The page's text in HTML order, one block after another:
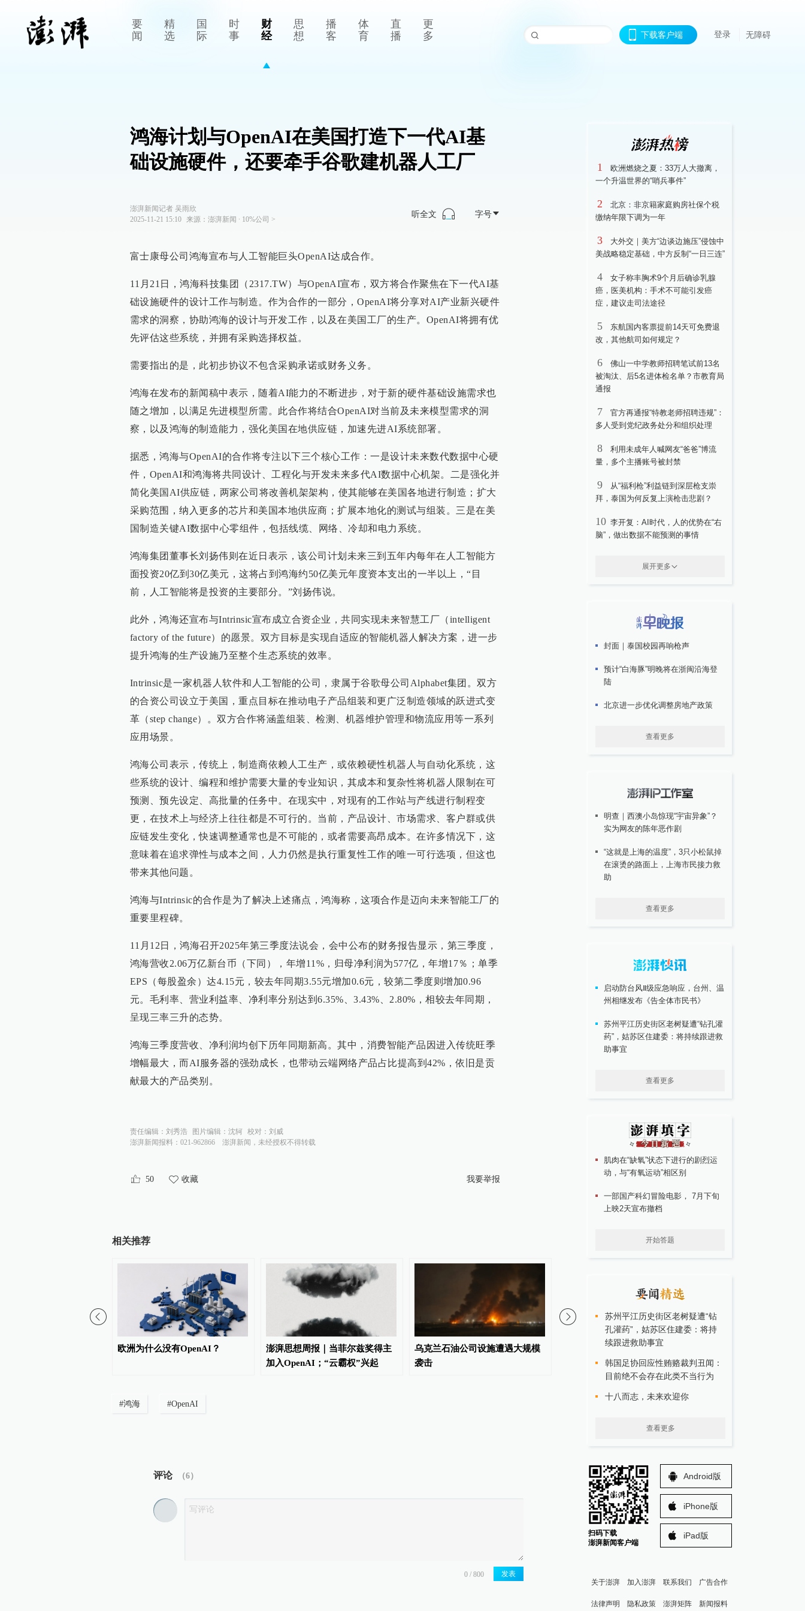
要
闻
精
选
国
际
时
事
财
经
思
想
播
客
体
育
直
播
更
多
下载客户端 登录 无障碍
鸿海计划与OpenAI在美国打造下一代AI基
础设施硬件，还要牵手谷歌建机器人工厂
澎湃新闻记者 吴雨欣
2025-11-21 15:10
来源： 澎湃新闻 ∙ 10%公司 >
听全文 字号
富士康母公司鸿海宣布与人工智能巨头OpenAI达成合作。
11月21日，鸿海科技集团（2317.TW）与OpenAI宣布，双方将合作聚焦在下一代AI基
础设施硬件的设计工作与制造。作为合作的一部分，OpenAI将分享对AI产业新兴硬件
需求的洞察，协助鸿海的设计与开发工作，以及在美国工厂的生产。OpenAI将拥有优
先评估这些系统，并拥有采购选择权益。
需要指出的是，此初步协议不包含采购承诺或财务义务。
鸿海在发布的新闻稿中表示，随着AI能力的不断进步，对于新的硬件基础设施需求也
随之增加，以满足先进模型所需。此合作将结合OpenAI对当前及未来模型需求的洞
察，以及鸿海的制造能力，强化美国在地供应链，加速先进AI系统部署。
据悉，鸿海与OpenAI的合作将专注以下三个核心工作：一是设计未来数代数据中心硬
件，OpenAI和鸿海将共同设计、工程化与开发未来多代AI数据中心机架。二是强化并
简化美国AI供应链，两家公司将改善机架架构，使其能够在美国各地进行制造；扩大
采购范围，纳入更多的芯片和美国本地供应商；扩展本地化的测试与组装。三是在美
国制造关键AI数据中心零组件，包括线缆、网络、冷却和电力系统。
鸿海集团董事长刘扬伟则在近日表示，该公司计划未来三到五年内每年在人工智能方
面投资20亿到30亿美元，这将占到鸿海约50亿美元年度资本支出的一半以上，“目
前，人工智能将是投资的主要部分。”刘扬伟说。
此外，鸿海还宣布与Intrinsic宣布成立合资企业，共同实现未来智慧工厂（intelligent
factory of the future）的愿景。双方目标是实现自适应的智能机器人解决方案，进一步
提升鸿海的生产设施乃至整个生态系统的效率。
Intrinsic是一家机器人软件和人工智能的公司，隶属于谷歌母公司Alphabet集团。双方
的合资公司设立于美国，重点目标在推动电子产品组装和更广泛制造领域的跃进式变
革（step change）。双方合作将涵盖组装、检测、机器维护管理和物流应用等一系列
应用场景。
鸿海公司表示，传统上，制造商依赖人工生产，或依赖硬性机器人与自动化系统，这
些系统的设计、编程和维护需要大量的专业知识，其成本和复杂性将机器人限制在可
预测、预先设定、高批量的任务中。在现实中，对现有的工作站与产线进行制程变
更，在技术上与经济上往往都是不可行的。当前，产品设计、市场需求、客户群或供
应链发生变化，快速调整通常也是不可能的，或者需要高昂成本。在许多情况下，这
意味着在追求弹性与成本之间，人力仍然是执行重复性工作的唯一可行选项，但这也
带来其他问题。
鸿海与Intrinsic的合作是为了解决上述痛点，鸿海称，这项合作是迈向未来智能工厂的
重要里程碑。
11月12日，鸿海召开2025年第三季度法说会，会中公布的财务报告显示，第三季度，
鸿海营收2.06万亿新台币（下同），年增11%，归母净利润为577亿，年增17％；单季
EPS（每股盈余）达4.15元，较去年同期3.55元增加0.6元，较第二季度则增加0.96
元。毛利率、营业利益率、净利率分别达到6.35%、3.43%、2.80%，相较去年同期，
呈现三率三升的态势。
鸿海三季度营收、净利润均创下历年同期新高。其中，消费智能产品因进入传统旺季
增幅最大，而AI服务器的强劲成长，也带动云端网络产品占比提高到42%，依旧是贡
献最大的产品类别。
责任编辑： 刘秀浩 图片编辑： 沈轲 校对： 刘威
澎湃新闻报料：021-962866
澎湃新闻，未经授权不得转载
50 收藏 我要举报
相关推荐
欧洲为什么没有OpenAI？
澎湃思想周报｜当菲尔兹奖得主
加入OpenAI；“云霸权”兴起
乌克兰石油公司设施遭遇大规模
袭击
01:09
明查｜美军花了几个亿打伊朗涂
鸦？又是AI
#鸿海 #OpenAI
评论 （6）
发表
1
欧洲燃烧之夏：33万人大撤离，
一个升温世界的“哨兵事件”
2
北京：非京籍家庭购房社保个税
缴纳年限下调为一年
3
大外交｜美方“边谈边施压”侵蚀中
美战略稳定基础，中方反制“一日三连”
4
女子称丰胸术9个月后确诊乳腺
癌，医美机构：手术不可能引发癌
症，建议走司法途径
5
东航国内客票提前14天可免费退
改，其他航司如何规定？
6
佛山一中学教师招聘笔试前13名
被淘汰、后5名进体检名单？市教育局
通报
7
官方再通报“特教老师招聘违规”：
多人受到党纪政务处分和组织处理
8
利用未成年人喊网友“爸爸”博流
量，多个主播账号被封禁
9
从“福利枪”利益链到深层枪支崇
拜，泰国为何反复上演枪击悲剧？
10 李开复：AI时代，人的优势在“右
脑”，做出数据不能预测的事情
展开更多
封面｜泰国校园再响枪声
预计“白海豚”明晚将在浙闽沿海登
陆
北京进一步优化调整房地产政策
查看更多
明查｜西澳小岛惊现“宇宙异象”？
实为网友的陈年恶作剧
“这就是上海的温度”，3只小松鼠掉
在滚烫的路面上，上海市民接力救
助
查看更多
启动防台风Ⅱ级应急响应，台州、温
州相继发布《告全体市民书》
苏州平江历史街区老树疑遭“钻孔灌
药”，姑苏区住建委：将持续跟进救
助事宜
查看更多
肌肉在“缺氧”状态下进行的剧烈运
动，与“有氧运动”相区别
一部国产科幻冒险电影， 7月下旬
上映2天宣布撤档
开始答题
苏州平江历史街区老树疑遭“钻
孔灌药”，姑苏区住建委：将持
续跟进救助事宜
韩国足协回应性贿赂裁判丑闻：
目前绝不会存在此类不当行为
十八而志，未来欢迎你
查看更多
扫码下载
澎湃新闻客户端
Android版
iPhone版
iPad版
关于澎湃 加入澎湃 联系我们 广告合作
法律声明 隐私政策 澎湃矩阵 新闻报料